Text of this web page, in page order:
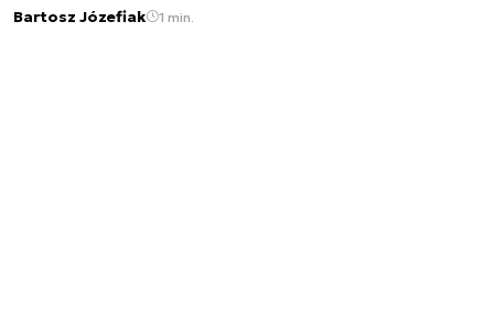
Bartosz Józefiak 1 min.